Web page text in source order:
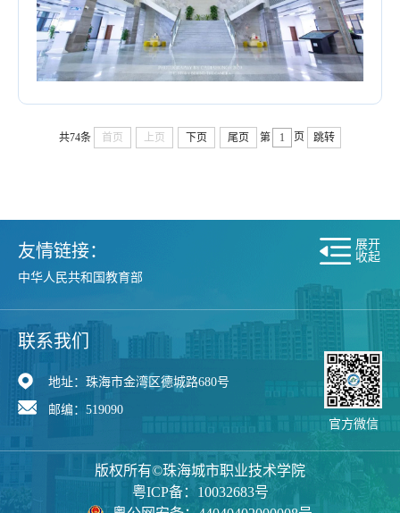
共74条 首页 上页 下页 尾页 第 页 跳转
友情链接：
中华人民共和国教育部
现代高等职业技术教育网
广东省教育厅
珠海市财政局
珠海市人力资源和社会保障局
中国高等教育学生信息网
珠海市互联网违法和不良信息举报中心
展开
收起
联系我们
地址：珠海市金湾区德城路680号
邮编：519090
官方微信
版权所有©珠海城市职业技术学院
粤ICP备：10032683号